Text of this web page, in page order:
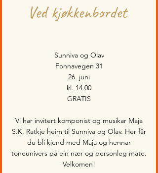
Ved kjøkkenbordet
Sunniva og Olav
Fonnavegen 31
26. juni
kl. 14.00
GRATIS
Vi har invitert komponist og musikar Maja
S.K. Ratkje heim til Sunniva og Olav. Her får
du bli kjend med Maja og hennar
toneunivers på ein nær og personleg måte.
Velkomen!